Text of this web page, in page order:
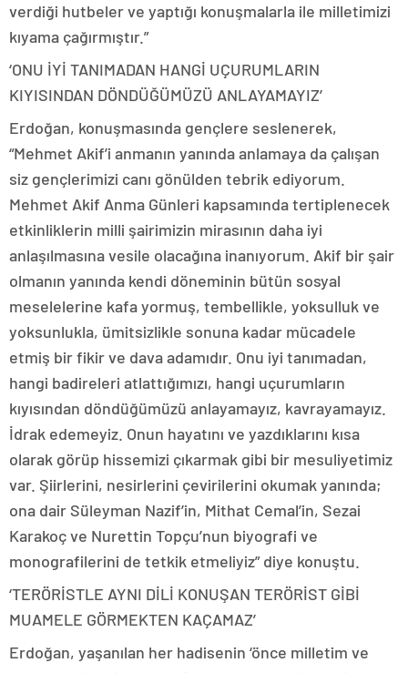
verdiği hutbeler ve yaptığı konuşmalarla ile milletimizi
kıyama çağırmıştır.”
‘ONU İYİ TANIMADAN HANGİ UÇURUMLARIN
KIYISINDAN DÖNDÜĞÜMÜZÜ ANLAYAMAYIZ’
Erdoğan, konuşmasında gençlere seslenerek,
“Mehmet Akif’i anmanın yanında anlamaya da çalışan
siz gençlerimizi canı gönülden tebrik ediyorum.
Mehmet Akif Anma Günleri kapsamında tertiplenecek
etkinliklerin milli şairimizin mirasının daha iyi
anlaşılmasına vesile olacağına inanıyorum. Akif bir şair
olmanın yanında kendi döneminin bütün sosyal
meselelerine kafa yormuş, tembellikle, yoksulluk ve
yoksunlukla, ümitsizlikle sonuna kadar mücadele
etmiş bir fikir ve dava adamıdır. Onu iyi tanımadan,
hangi badireleri atlattığımızı, hangi uçurumların
kıyısından döndüğümüzü anlayamayız, kavrayamayız.
İdrak edemeyiz. Onun hayatını ve yazdıklarını kısa
olarak görüp hissemizi çıkarmak gibi bir mesuliyetimiz
var. Şiirlerini, nesirlerini çevirilerini okumak yanında;
ona dair Süleyman Nazif’in, Mithat Cemal’in, Sezai
Karakoç ve Nurettin Topçu’nun biyografi ve
monografilerini de tetkik etmeliyiz” diye konuştu.
‘TERÖRİSTLE AYNI DİLİ KONUŞAN TERÖRİST GİBİ
MUAMELE GÖRMEKTEN KAÇAMAZ’
Erdoğan, yaşanılan her hadisenin ‘önce milletim ve